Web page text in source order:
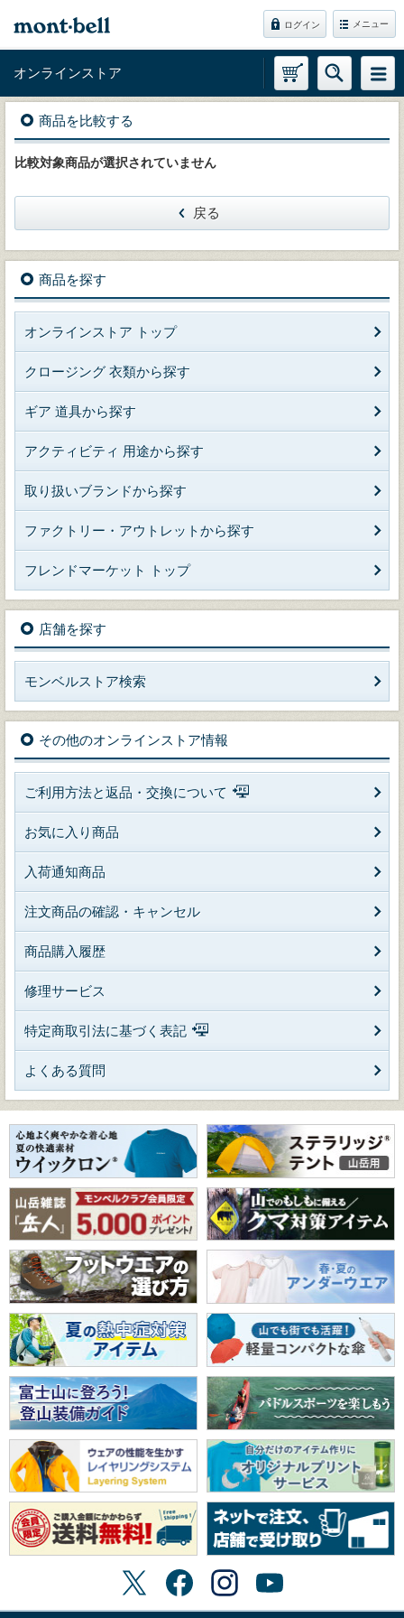
ログイン メニュー
オンラインストア
商品を比較する
比較対象商品が選択されていません
戻る
商品を探す
オンラインストア トップ
クロージング 衣類から探す
ギア 道具から探す
アクティビティ 用途から探す
取り扱いブランドから探す
ファクトリー・アウトレットから探す
フレンドマーケット トップ
店舗を探す
モンベルストア検索
その他のオンラインストア情報
ご利用方法と返品・交換について
お気に入り商品
入荷通知商品
注文商品の確認・キャンセル
商品購入履歴
修理サービス
特定商取引法に基づく表記
よくある質問